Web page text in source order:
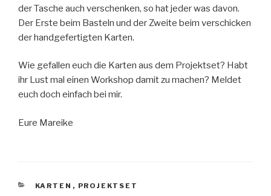
der Tasche auch verschenken, so hat jeder was davon.
Der Erste beim Basteln und der Zweite beim verschicken
der handgefertigten Karten.
Wie gefallen euch die Karten aus dem Projektset? Habt
ihr Lust mal einen Workshop damit zu machen? Meldet
euch doch einfach bei mir.
Eure Mareike
KATEGORIEN
KARTEN , PROJEKTSET